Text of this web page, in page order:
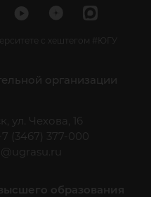
с хештегом #ЮГУ
организации
ул. Чехова, 16
(3467) 377-000
образования